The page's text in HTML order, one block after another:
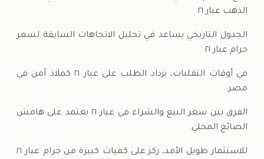
الذهب عيار ٢١.
الجدول التاريخي يساعد في تحليل الاتجاهات السابقة لسعر
جرام عيار ٢١.
في أوقات التقلبات، يزداد الطلب على عيار ٢١ كملاذ آمن في
مصر.
الفرق بين سعر البيع والشراء في عيار ٢١ يعتمد على هامش
الصائغ المحلي.
للاستثمار طويل الأمد، ركز على كميات كبيرة من جرام عيار ٢١